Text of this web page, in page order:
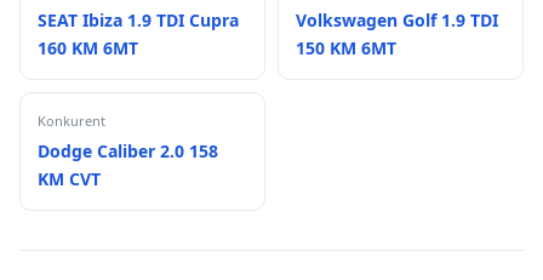
SEAT Ibiza 1.9 TDI Cupra
160 KM 6MT
Volkswagen Golf 1.9 TDI
150 KM 6MT
Konkurent
Dodge Caliber 2.0 158
KM CVT